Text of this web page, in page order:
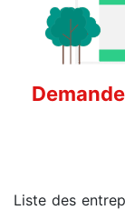
Liste des